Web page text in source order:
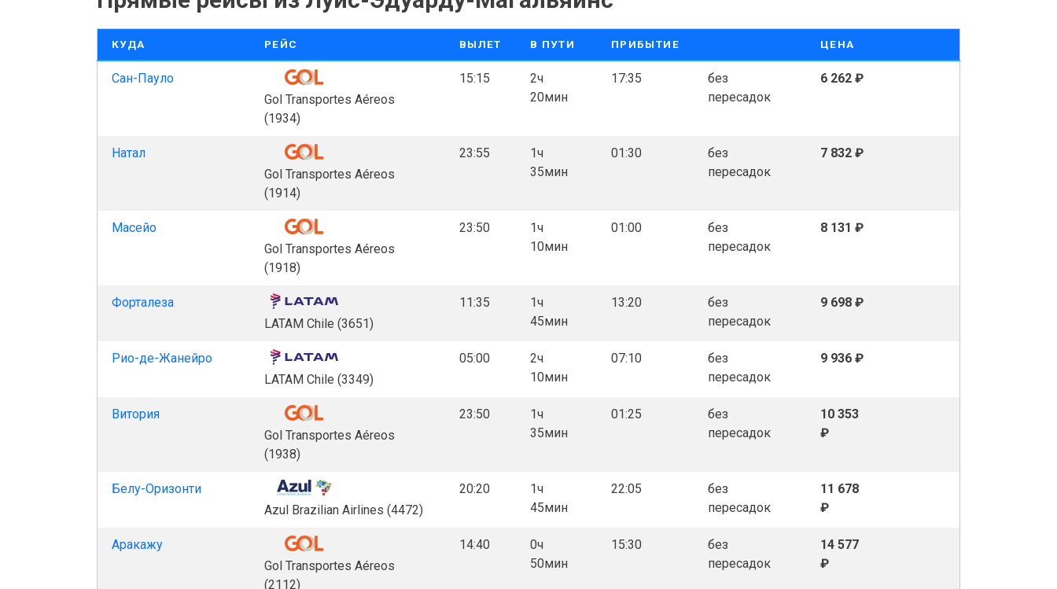
КУДА РЕЙС ВЫЛЕТ В ПУТИ ПРИБЫТИЕ ЦЕНА
Сан-Пауло
Gol Transportes Aéreos
(1934)
15:15
2ч
20мин
17:35
без
пересадок
6 262 ₽
Натал
Gol Transportes Aéreos
(1914)
23:55
1ч
35мин
01:30
без
пересадок
7 832 ₽
Масейо
Gol Transportes Aéreos
(1918)
23:50
1ч
10мин
01:00
без
пересадок
8 131 ₽
Форталеза
LATAM Chile (3651)
11:35
1ч
45мин
13:20
без
пересадок
9 698 ₽
Рио-де-Жанейро
LATAM Chile (3349)
05:00
2ч
10мин
07:10
без
пересадок
9 936 ₽
Витория
Gol Transportes Aéreos
(1938)
23:50
1ч
35мин
01:25
без
пересадок
10 353
₽
Белу-Оризонти
Azul Brazilian Airlines (4472)
20:20
1ч
45мин
22:05
без
пересадок
11 678
₽
Аракажу
Gol Transportes Aéreos
(2112)
14:40
0ч
50мин
15:30
без
пересадок
14 577
₽